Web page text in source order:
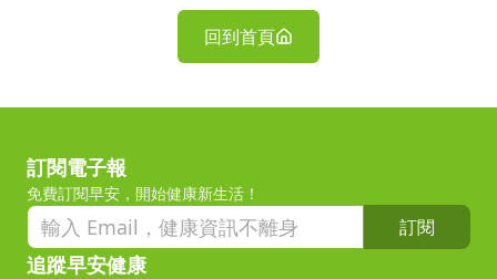
回到首頁
訂閱電子報
免費訂閱早安，開始健康新生活！
訂閱
追蹤早安健康